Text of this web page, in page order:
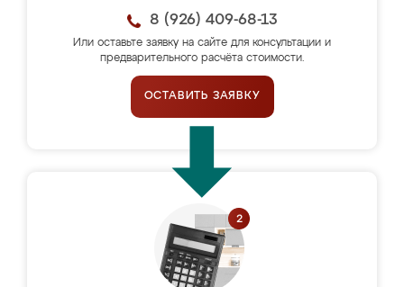
8 (926) 409-68-13
Или оставьте заявку на сайте для консультации и
предварительного расчёта стоимости.
ОСТАВИТЬ ЗАЯВКУ